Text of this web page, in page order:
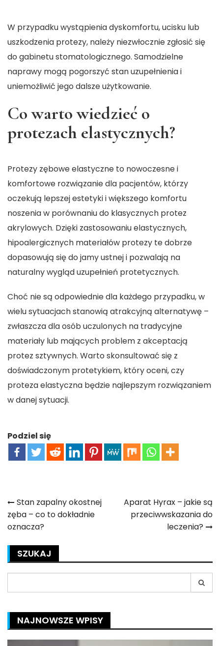
W przypadku wystąpienia dyskomfortu, ucisku lub
uszkodzenia protezy, należy niezwłocznie zgłosić się
do gabinetu stomatologicznego. Samodzielne
naprawy mogą pogorszyć stan uzupełnienia i
uniemożliwić jego dalsze użytkowanie.
Co warto wiedzieć o
protezach elastycznych?
Protezy zębowe elastyczne to nowoczesne i
komfortowe rozwiązanie dla pacjentów, którzy
oczekują lepszej estetyki i większego komfortu
noszenia w porównaniu do klasycznych protez
akrylowych. Dzięki zastosowaniu elastycznych,
hipoalergicznych materiałów protezy te dobrze
dopasowują się do jamy ustnej i pozwalają na
naturalny wygląd uzupełnień protetycznych.
Choć nie są odpowiednie dla każdego przypadku, w
wielu sytuacjach stanowią atrakcyjną alternatywę –
zwłaszcza dla osób uczulonych na tradycyjne
materiały lub mających problem z akceptacją
protez sztywnych. Warto skonsultować się z
doświadczonym protetykiem, który oceni, czy
proteza elastyczna będzie najlepszym rozwiązaniem
w danej sytuacji.
Podziel się
Nawigacja
wpisu
Stan zapalny okostnej
zęba – co to dokładnie
oznacza?
Aparat Hyrax – jakie są
przeciwwskazania do
leczenia?
SZUKAJ
for:
NAJNOWSZE WPISY